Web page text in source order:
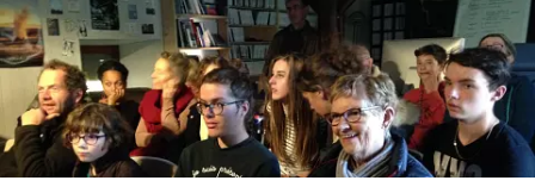
Nos productions et +